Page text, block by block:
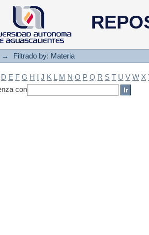
by: Materia
→ Filtrado by: Materia
D E F G H I J K L M N O P Q R S T U V W X
con